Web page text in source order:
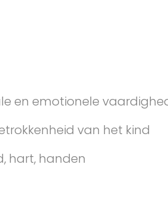
en emotionele
van het kind
hart, handen